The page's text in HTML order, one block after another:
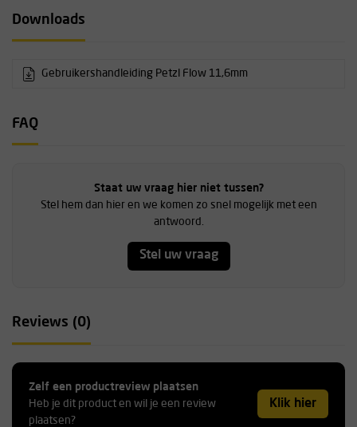
Downloads
Gebruikershandleiding Petzl Flow 11,6mm
FAQ
Staat uw vraag hier niet tussen?
Stel hem dan hier en we komen zo snel mogelijk met een
antwoord.
Stel uw vraag
Reviews (0)
Zelf een productreview plaatsen
Heb je dit product en wil je een review
plaatsen?
Klik hier